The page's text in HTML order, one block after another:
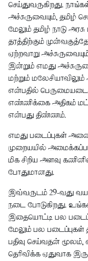
செய்துவருகிறது.
அச்சுருவையும், தமிழ்
மேலும் தமிழ் நாடு
தரத்திற்கும்
ஏற்றவாறு
இன்றும் எமது
மற்றும் மலேசியாவிலும்
என்பதில்
எண்ணிக்கை அதிகம்
என்பது திண்ணம்.
எமது படைப்புகள்
முறையயில்
மிக சிறிய அளவு
போதுமானது.
இவ்வருடம் 29-வது
நடை போடுகிறது.
இதையொட்டி பல
மேலும் பல படைப்புகள்
பதிவு செய்வதன் மூலம்,
தெரிவிக்க ஏதுவாக